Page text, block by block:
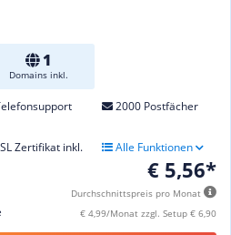
1
Domains inkl.
2000 Postfächer
Zertifikat inkl. Alle Funktionen
€ 5,56*
Durchschnittspreis pro Monat
€ 4,99/Monat zzgl. Setup € 6,90